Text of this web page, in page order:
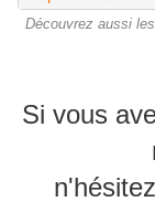
Découvrez aussi
Si vous